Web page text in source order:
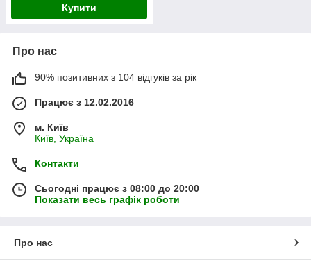
Купити
Про нас
90% позитивних з 104 відгуків за рік
Працює з 12.02.2016
м. Київ
Київ, Україна
Контакти
Сьогодні працює з 08:00 до 20:00
Показати весь графік роботи
Про нас